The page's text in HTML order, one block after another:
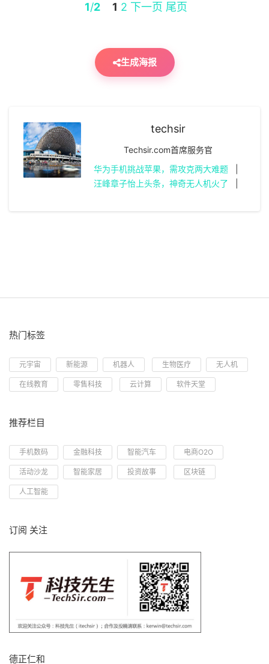
1/2 1 2 下一页 尾页
生成海报
techsir
Techsir.com首席服务官
华为手机挑战苹果，需攻克两大难题|
汪峰章子怡上头条，神奇无人机火了
热门标签
元宇宙 新能源 机器人 生物医疗 无人机
在线教育 零售科技 云计算 软件天堂
推荐栏目
手机数码 金融科技 智能汽车 电商O2O
活动沙龙 智能家居 投资故事 区块链
人工智能
订阅 关注
德正仁和